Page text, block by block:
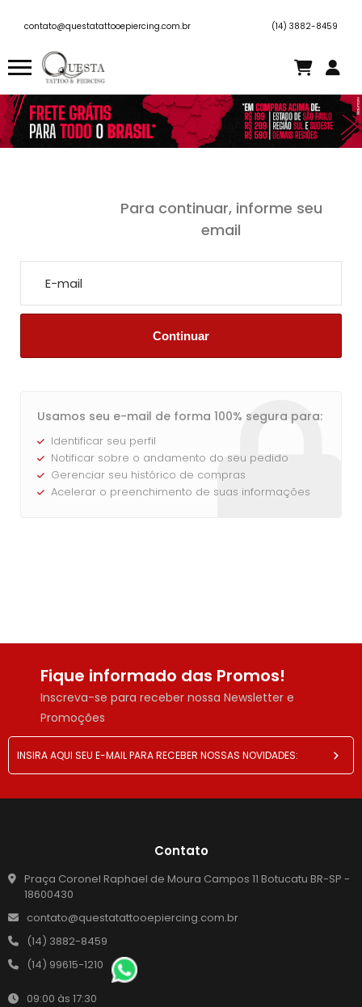
contato@questatattooepiercing.com.br (14) 3882-8459
Para continuar, informe seu
email
Em breve entraremos em contato.
Continuar
Usamos seu e-mail de forma 100% segura para:
Identificar seu perfil
Notificar sobre o andamento do seu pedido
Gerenciar seu histórico de compras
Acelerar o preenchimento de suas informações
Fique informado das Promos!
Inscreva-se para receber nossa Newsletter e
Promoções
Contato
Praça Coronel Raphael de Moura Campos 11 Botucatu BR-SP -
18600430
contato@questatattooepiercing.com.br
(14) 3882-8459
(14) 99615-1210
09:00 às 17:30